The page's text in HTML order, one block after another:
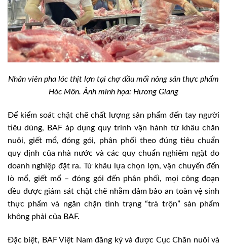
Nhân viên pha lóc thịt lợn tại chợ đầu mối nông sản thực phẩm
Hóc Môn. Ảnh minh họa: Hương Giang
Để kiểm soát chặt chẽ chất lượng sản phẩm đến tay người
tiêu dùng, BAF áp dụng quy trình vận hành từ khâu chăn
nuôi, giết mổ, đóng gói, phân phối theo đúng tiêu chuẩn
quy định của nhà nước và các quy chuẩn nghiêm ngặt do
doanh nghiệp đặt ra. Từ khâu lựa chọn lợn, vận chuyển đến
lò mổ, giết mổ – đóng gói đến phân phối, mọi công đoạn
đều được giám sát chặt chẽ nhằm đảm bảo an toàn vệ sinh
thực phẩm và ngăn chặn tình trạng “trà trộn” sản phẩm
không phải của BAF.
Đặc biệt, BAF Việt Nam đăng ký và được Cục Chăn nuôi và